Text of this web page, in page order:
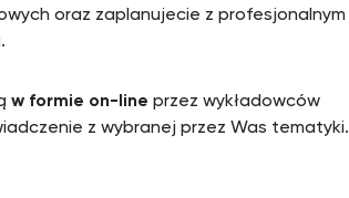
oraz zaplanujecie z profesjonalnym
w formie on-line przez wykładowców
z wybranej przez Was tematyki.